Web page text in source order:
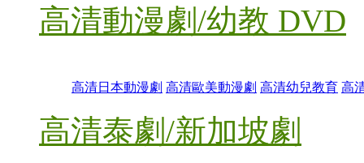
高清動漫劇/幼教 DVD
高清日本動漫劇 高清歐美動漫劇 高清幼兒教育 高
高清泰劇/新加坡劇